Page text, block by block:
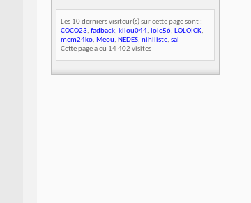
Les 10 derniers visiteur(s) sur cette page sont :
COCO23, fadback, kilou044, loic56, LOLOICK,
mem24ko, Meou, NEDES, nihiliste, sal
Cette page a eu 14 402 visites